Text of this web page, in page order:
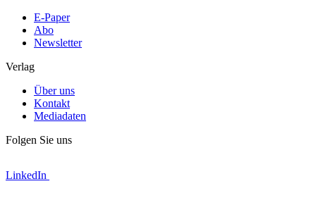
E-Paper
Abo
Newsletter
Verlag
Über uns
Kontakt
Mediadaten
Folgen Sie uns
LinkedIn